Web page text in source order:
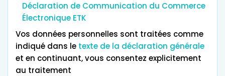
Déclaration de Communication du Commerce
Électronique ETK
Vos données personnelles sont traitées comme
indiqué dans le texte de la déclaration générale
et en continuant, vous consentez explicitement
au traitement